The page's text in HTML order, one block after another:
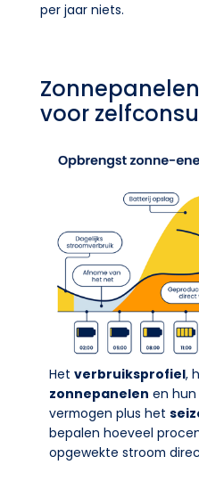
per jaar niets.
voor
Het verbruiksprofiel,
zonnepanelen en
vermogen plus het
bepalen hoeveel
opgewekte stroom